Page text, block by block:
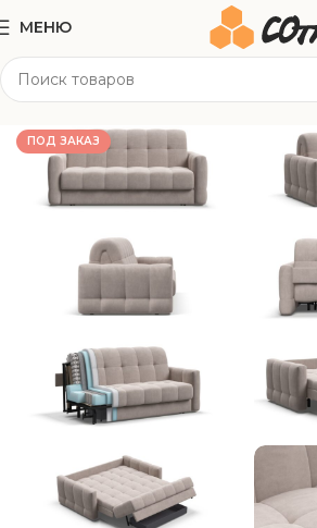
МЕНЮ
Мягкая мебель
ПОД ЗАКАЗ